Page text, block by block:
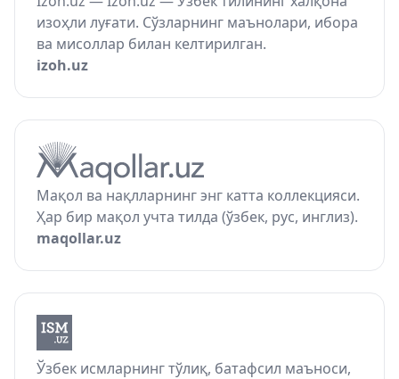
изоҳли луғати. Сўзларнинг маънолари, ибора
ва мисоллар билан келтирилган.
izoh.uz
Мақол ва нақлларнинг энг катта коллекцияси.
Ҳар бир мақол учта тилда (ўзбек, рус, инглиз).
maqollar.uz
Ўзбек исмларнинг тўлиқ, батафсил маъноси,